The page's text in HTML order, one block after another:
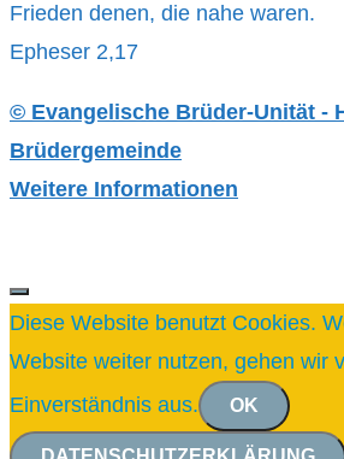
Frieden denen, die nahe waren.
Epheser 2,17
© Evangelische Brüder-Unität -
Brüdergemeinde
Weitere Informationen
SCHLIESSEN
Diese Website benutzt Cookies.
Website weiter nutzen, gehen wir
Einverständnis aus.
OK